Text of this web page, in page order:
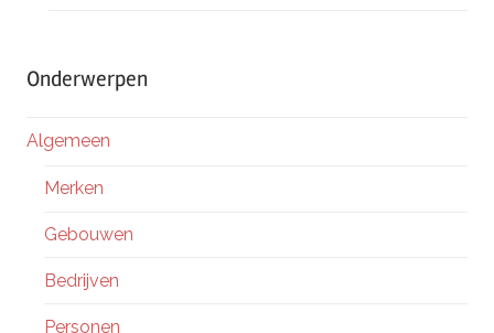
Onderwerpen
Algemeen
Merken
Gebouwen
Bedrijven
Personen